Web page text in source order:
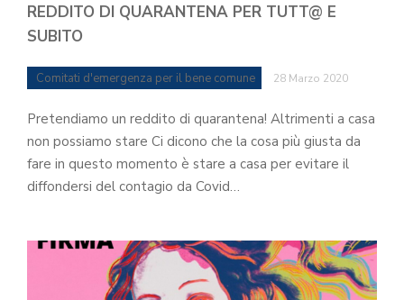
REDDITO DI QUARANTENA PER TUTT@ E
SUBITO
Comitati d'emergenza per il bene comune 28 Marzo 2020
Pretendiamo un reddito di quarantena! Altrimenti a casa
non possiamo stare Ci dicono che la cosa più giusta da
fare in questo momento è stare a casa per evitare il
diffondersi del contagio da Covid…